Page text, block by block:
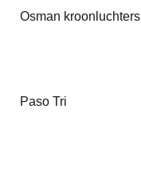
Osman kroonluchters
Paso Tri